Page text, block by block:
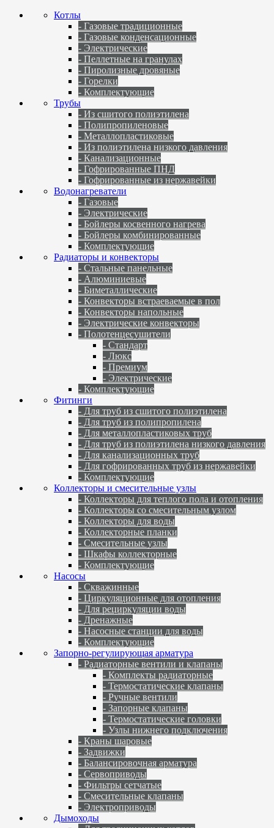
Котлы
- Газовые традиционные
- Газовые конденсационные
- Электрические
- Пеллетные на гранулах
- Пиролизные дровяные
- Горелки
- Комплектующие
Трубы
- Из сшитого полиэтилена
- Полипропиленовые
- Металлопластиковые
- Из полиэтилена низкого давления
- Канализационные
- Гофрированные ПНД
- Гофрированные из нержавейки
Водонагреватели
- Газовые
- Электрические
- Бойлеры косвенного нагрева
- Бойлеры комбинированные
- Комплектующие
Радиаторы и конвекторы
- Стальные панельные
- Алюминиевые
- Биметаллические
- Конвекторы встраеваемые в пол
- Конвекторы напольные
- Электрические конвекторы
- Полотенцесушители
- Стандарт
- Люкс
- Премиум
- Электрические
- Комплектующие
Фитинги
- Для труб из сшитого полиэтилена
- Для труб из полипропилена
- Для металлопластиковых труб
- Для труб из полиэтилена низкого давления
- Для канализационных труб
- Для гофрированных труб из нержавейки
- Комплектующие
Коллекторы и смесительные узлы
- Коллекторы для теплого пола и отопления
- Коллекторы со смесительным узлом
- Коллекторы для воды
- Коллекторные планки
- Смесительные узлы
- Шкафы коллекторные
- Комплектующие
Насосы
- Скважинные
- Циркуляционные для отопления
- Для рециркуляции воды
- Дренажные
- Насосные станции для воды
- Комплектующие
Запорно-регулирующая арматура
- Радиаторные вентили и клапаны
- Комплекты радиаторные
- Термостатические клапаны
- Ручные вентили
- Запорные клапаны
- Термостатические головки
- Узлы нижнего подключения
- Краны шаровые
- Задвижки
- Балансировочная арматура
- Сервоприводы
- Фильтры сетчатые
- Смесительные клапаны
- Электроприводы
Дымоходы